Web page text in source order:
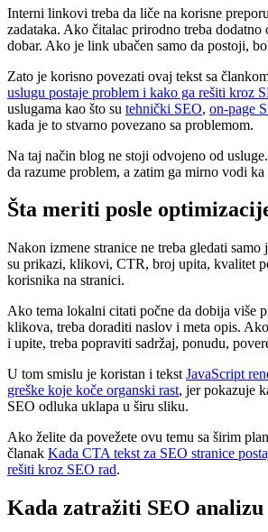
Interni linkovi treba da liče na korisne
zadataka. Ako čitalac prirodno treba dodatno
dobar. Ako je link ubačen samo da postoji,
Zato je korisno povezati ovaj tekst sa
uslugu postaje problem i kako ga rešiti kroz
uslugama kao što su tehnički SEO, on-page
kada je to stvarno povezano sa problemom.
Na taj način blog ne stoji odvojeno od
da razume problem, a zatim ga mirno vodi
Šta meriti posle
Nakon izmene stranice ne treba gledati
su prikazi, klikovi, CTR, broj upita, kvalitet
korisnika na stranici.
Ako tema lokalni citati počne da dobija više
klikova, treba doraditi naslov i meta opis.
i upite, treba popraviti sadržaj, ponudu,
U tom smislu je koristan i tekst JavaScript
greške koje koče organski rast, jer pokazuje
SEO odluka uklapa u širu sliku.
Ako želite da povežete ovu temu sa širim
članak Kada CTA tekst za SEO stranice
rešiti kroz SEO rad.
Kada zatražiti SEO analizu